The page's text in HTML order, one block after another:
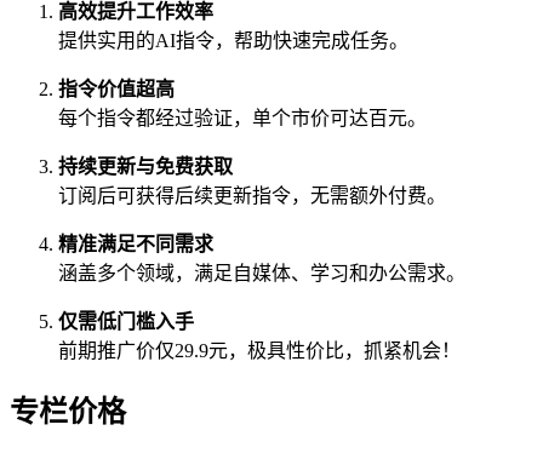
高效提升工作效率
提供实用的AI指令，帮助快速完成任务。
指令价值超高
每个指令都经过验证，单个市价可达百元。
持续更新与免费获取
订阅后可获得后续更新指令，无需额外付费。
精准满足不同需求
涵盖多个领域，满足自媒体、学习和办公需求。
仅需低门槛入手
前期推广价仅29.9元，极具性价比，抓紧机会！
专栏价格